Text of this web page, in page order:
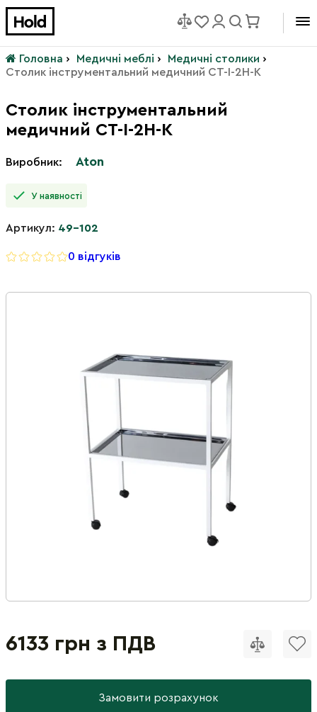
Головна › Медичні меблі › Медичні столики ›
Столик інструментальний медичний СТ-І-2Н-К
Столик інструментальний
медичний СТ-І-2Н-К
Виробник: Aton
У наявності
Артикул: 49-102
0 відгуків
6133 грн з ПДВ
Замовити розрахунок